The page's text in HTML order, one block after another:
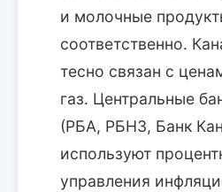
и молочные
соответственно.
тесно связан с
газ. Центральные
(РБА, РБНЗ, Банк
используют
управления